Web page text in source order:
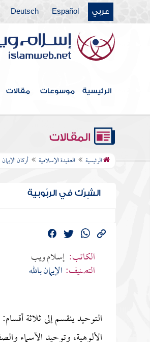
عربي Español
Deutsch
الرئيسية موسوعات مقالات
المقالات
الرئيسية العقيدة الإسلامية أركان الإيمان
الشِرْك في الربُوبية
الكاتب: إسلام ويب
التصنيف: الإيمان بالله
التوحيد ينقسم إلى ثلاثة
الألوهية، وتوحيد الأسماء